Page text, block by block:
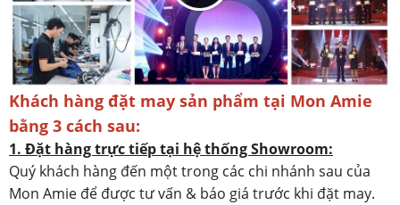
Khách hàng đặt may sản phẩm tại Mon Amie
bằng 3 cách sau:
1. Đặt hàng trực tiếp tại hệ thống Showroom:
Quý khách hàng đến một trong các chi nhánh sau của
Mon Amie để được tư vấn & báo giá trước khi đặt may.